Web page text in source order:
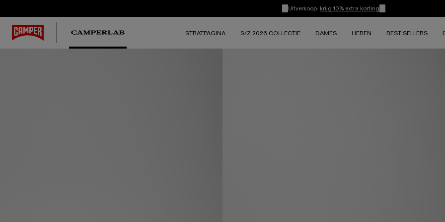
Uitverkoop: krijg 10% extra korting
STRATPAGINA S/Z 2026 COLLECTIE DAMES HEREN BEST SELLERS